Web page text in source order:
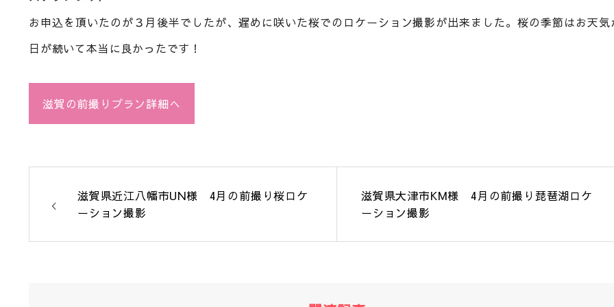
お申込を頂いたのが３月後半でしたが、遅めに咲いた桜でのロケーション撮影が出来ました。桜の季節はお天気
日が続いて本当に良かったです！
滋賀の前撮りプラン詳細へ
滋賀県近江八幡市UN様 4月の前撮り桜ロケ
ーション撮影
滋賀県大津市KM様 4月の前撮り琵琶湖ロケ
ーション撮影